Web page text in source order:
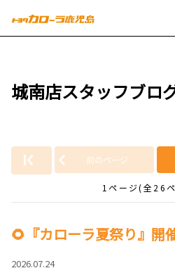
城南店スタッフブロ
前のページ
1ページ(全26
🌻『カローラ夏祭り』開
2026.07.24